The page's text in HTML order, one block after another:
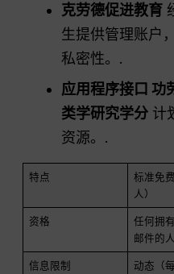
克劳德促进教育
生提供管理账户
私密性。.
应用程序接口 功
类学研究学分 计
资源。.
特点
标准免
人）
资格
任何拥
邮件的人
信息限制
动态（